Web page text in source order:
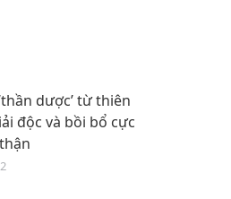
dược’ từ thiên
độc và bồi bổ cực